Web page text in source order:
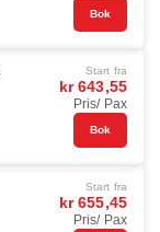
Bok
Start fra
kr 643,55
Pris/ Pax
Bok
Start fra
kr 655,45
Pris/ Pax